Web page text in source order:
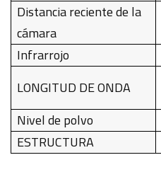
Distancia reciente de la
cámara
Infrarrojo
LONGITUD DE ONDA
Nivel de polvo
ESTRUCTURA